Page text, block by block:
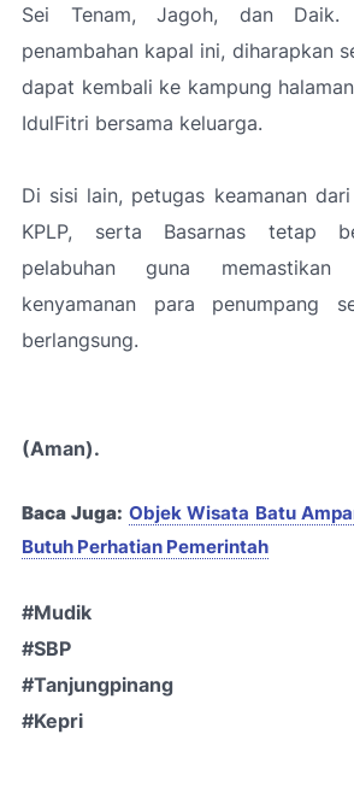
Sei Tenam, Jagoh, dan Daik.
penambahan kapal ini, diharapkan
dapat kembali ke kampung
IdulFitri bersama keluarga.
Di sisi lain, petugas keamanan dari
KPLP, serta Basarnas tetap
pelabuhan guna memastikan
kenyamanan para penumpang
berlangsung.
(Aman).
Baca Juga: Objek Wisata Batu
Butuh Perhatian Pemerintah
#Mudik
#SBP
#Tanjungpinang
#Kepri